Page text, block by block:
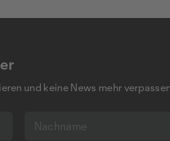
und keine News mehr